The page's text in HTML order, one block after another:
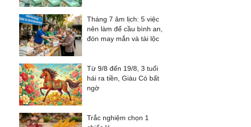
Tháng 7 âm lịch: 5 việc
nên làm để cầu bình an,
đón may mắn và tài lộc
Từ 9/8 đến 19/8, 3 tuổi
hái ra tiền, Giàu Có bất
ngờ
Trắc nghiệm chọn 1